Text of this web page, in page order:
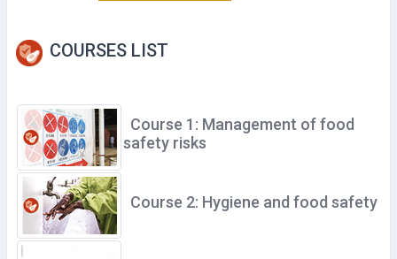
COURSES LIST
Course 1: Management of food
safety risks
Course 2: Hygiene and food safety